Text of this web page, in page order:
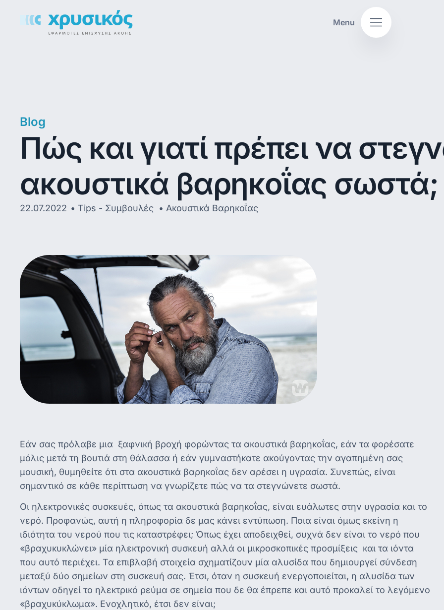
Menu
Blog
Πώς και γιατί πρέπει να
ακουστικά βαρηκοΐας σωστά;
22.07.2022 Tips - Συμβουλές Ακουστικά Βαρηκοΐας
Εάν σας πρόλαβε μια ξαφνική βροχή φορώντας τα ακουστικά βαρηκοΐας, εάν τα φορέσατε
μόλις μετά τη βουτιά στη θάλασσα ή εάν γυμναστήκατε ακούγοντας την αγαπημένη σας
μουσική, θυμηθείτε ότι στα ακουστικά βαρηκοΐας δεν αρέσει η υγρασία. Συνεπώς, είναι
σημαντικό σε κάθε περίπτωση να γνωρίζετε πώς να τα στεγνώνετε σωστά.
Οι ηλεκτρονικές συσκευές, όπως τα ακουστικά βαρηκοΐας, είναι ευάλωτες στην υγρασία και το
νερό. Προφανώς, αυτή η πληροφορία δε μας κάνει εντύπωση. Ποια είναι όμως εκείνη η
ιδιότητα του νερού που τις καταστρέφει; Όπως έχει αποδειχθεί, συχνά δεν είναι το νερό που
«βραχυκυκλώνει» μία ηλεκτρονική συσκευή αλλά οι μικροσκοπικές προσμίξεις και τα ιόντα
που αυτό περιέχει. Τα επιβλαβή στοιχεία σχηματίζουν μία αλυσίδα που δημιουργεί σύνδεση
μεταξύ δύο σημείων στη συσκευή σας. Έτσι, όταν η συσκευή ενεργοποιείται, η αλυσίδα των
ιόντων οδηγεί το ηλεκτρικό ρεύμα σε σημεία που δε θα έπρεπε και αυτό προκαλεί το λεγόμενο
«βραχυκύκλωμα». Ενοχλητικό, έτσι δεν είναι;